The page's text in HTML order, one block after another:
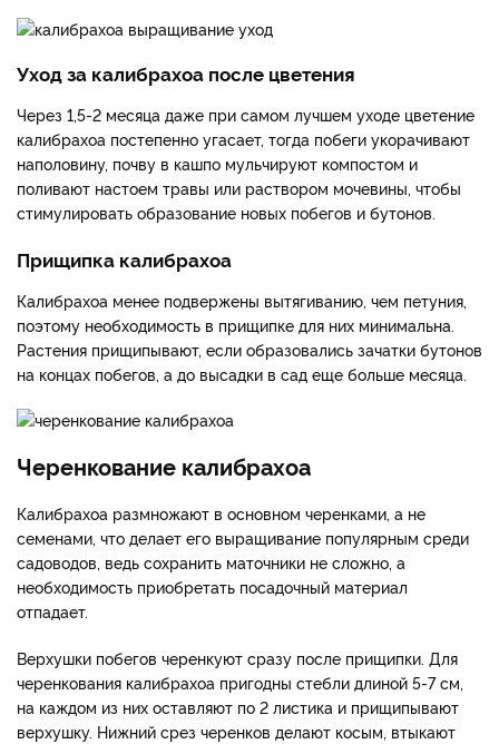
Уход за калибрахоа после цветения
Через 1,5-2 месяца даже при самом лучшем уходе цветение
калибрахоа постепенно угасает, тогда побеги укорачивают
наполовину, почву в кашпо мульчируют компостом и
поливают настоем травы или раствором мочевины, чтобы
стимулировать образование новых побегов и бутонов.
Прищипка калибрахоа
Калибрахоа менее подвержены вытягиванию, чем петуния,
поэтому необходимость в прищипке для них минимальна.
Растения прищипывают, если образовались зачатки бутонов
на концах побегов, а до высадки в сад еще больше месяца.
Черенкование калибрахоа
Калибрахоа размножают в основном черенками, а не
семенами, что делает его выращивание популярным среди
садоводов, ведь сохранить маточники не сложно, а
необходимость приобретать посадочный материал
отпадает.
Верхушки побегов черенкуют сразу после прищипки. Для
черенкования калибрахоа пригодны стебли длиной 5-7 см,
на каждом из них оставляют по 2 листика и прищипывают
верхушку. Нижний срез черенков делают косым, втыкают